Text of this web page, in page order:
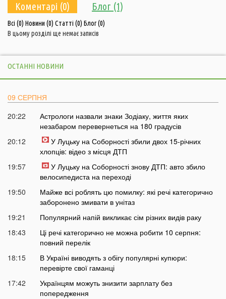
Коментарі (0) Блог (1)
Всі (0) Новини (0) Статті (0) Блог(0)
В цьому розділі ще немає записів
ОСТАННІ НОВИНИ
09 СЕРПНЯ
20:22
Астрологи назвали знаки Зодіаку, життя яких
незабаром перевернеться на 180 градусів
20:12
У Луцьку на Соборності збили двох 15-річних
хлопців: відео з місця ДТП
19:57
У Луцьку на Соборності знову ДТП: авто збило
велосипедиста на переході
19:50
Майже всі роблять цю помилку: які речі категорично
заборонено змивати в унітаз
19:21
Популярний напій викликає сім різних видів раку
18:43
Ці речі категорично не можна робити 10 серпня:
повний перелік
18:15
В Україні виводять з обігу популярні купюри:
перевірте свої гаманці
17:42
Українцям можуть знизити зарплату без
попередження